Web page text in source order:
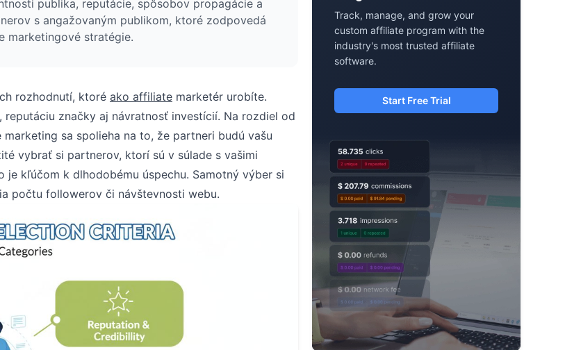
publika, reputácie, spôsobov propagácie a
s angažovaným publikom, ktoré zodpovedá
marketingové stratégie.
rozhodnutí, ktoré ako affiliate marketér urobíte.
značky aj návratnosť investícií. Na rozdiel od
sa spolieha na to, že partneri budú vašu
vybrať si partnerov, ktorí sú v súlade s vašimi
kľúčom k dlhodobému úspechu. Samotný výber si
počtu followerov či návštevnosti webu.
Track, manage, and grow your
custom affiliate program with the
industry's most trusted affiliate
software.
Start Free Trial